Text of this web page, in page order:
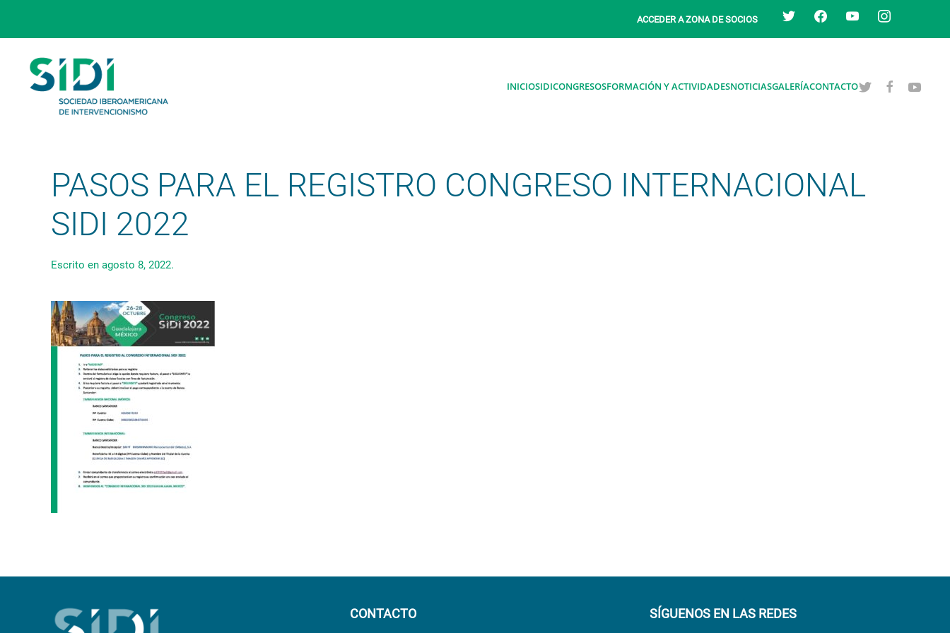
Skip to main content
ACCEDER A ZONA DE SOCIOS
twitter facebook youtube instagram
INICIOSIDICONGRESOSFORMACIÓN Y ACTIVIDADESNOTICIASGALERÍACONTACTO
PASOS PARA EL REGISTRO CONGRESO INTERNACIONAL
SIDI 2022
Escrito en agosto 8, 2022.
CONTACTO SÍGUENOS EN LAS REDES